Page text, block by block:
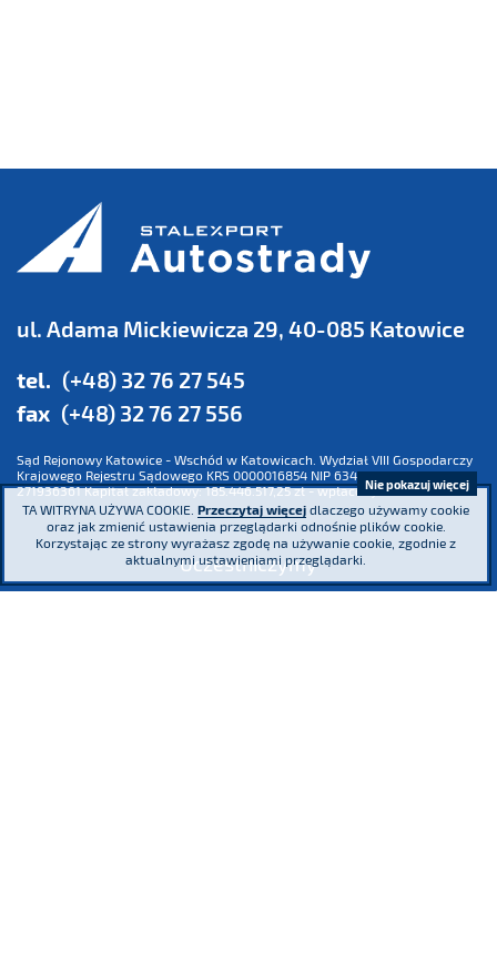
ul. Adama Mickiewicza 29, 40-085 Katowice
tel. (+48) 32 76 27 545
fax (+48) 32 76 27 556
Sąd Rejonowy Katowice - Wschód w Katowicach. Wydział VIII Gospodarczy
Krajowego Rejestru Sądowego KRS 0000016854 NIP 634 013 42 11 REGON
271936361 Kapitał zakładowy: 185.446.517,25 zł - wpłacony w całości
Uczestniczymy
TA WITRYNA UŻYWA COOKIE. Przeczytaj więcej dlaczego używamy cookie
oraz jak zmienić ustawienia przeglądarki odnośnie plików cookie.
Korzystając ze strony wyrażasz zgodę na używanie cookie, zgodnie z
aktualnymi ustawieniami przeglądarki.
Nie pokazuj więcej